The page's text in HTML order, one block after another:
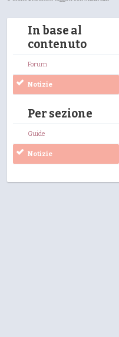
In base al
contenuto
Forum
Notizie
Per sezione
Guide
Notizie